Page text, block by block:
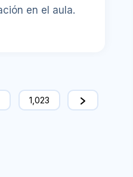
en el aula.
1,023